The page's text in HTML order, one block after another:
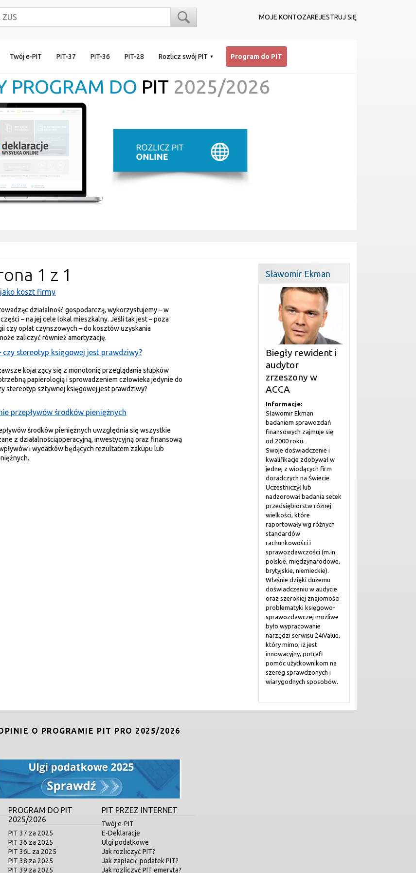
MOJE KONTOZAREJESTRUJ SIĘ
Twój e-PIT PIT-37 PIT-36 PIT-28 Rozlicz swój PIT Program do PIT
PROGRAM DO PIT 2025/2026
Sławomir Ekman
Biegły rewident i
audytor
zrzeszony w
ACCA
Informacje:
Sławomir Ekman
badaniem sprawozdań
finansowych zajmuje się
od 2000 roku.
Swoje doświadczenie i
kwalifikacje zdobywał w
jednej z wiodących firm
doradczych na Świecie.
Uczestniczył lub
nadzorował badania setek
przedsiębiorstw różnej
wielkości, które
raportowały wg różnych
standardów
rachunkowości i
sprawozdawczości (m.in.
polskie, międzynarodowe,
brytyjskie, niemieckie).
Właśnie dzięki dużemu
doświadczeniu w audycie
oraz szerokiej znajomości
problematyki księgowo-
sprawozdawczej możliwe
było wypracowanie
narzędzi serwisu 24iValue,
który mimo, iż jest
innowacyjny, potrafi
pomóc użytkownikom na
szereg sprawdzonych i
wiarygodnych sposobów.
1 z 1
koszt firmy
działalność gospodarczą, wykorzystujemy – w
– na jej cele lokal mieszkalny. Jeśli tak jest – poza
czy opłat czynszowych – do kosztów uzyskania
zaliczyć również amortyzację.
czy stereotyp księgowej jest prawdziwy?
kojarzący się z monotonią przeglądania słupków
papierologią i sprowadzeniem człowieka jedynie do
stereotyp sztywnej księgowej jest prawdziwy?
przepływów środków pieniężnych
środków pieniężnych uwzględnia się wszystkie
z działalnościąoperacyjną, inwestycyjną oraz finansową
i wydatków będących rezultatem zakupu lub
O PROGRAMIE PIT PRO 2025/2026
PROGRAM DO PIT
2025/2026
PIT 37 za 2025
PIT 36 za 2025
PIT 36L za 2025
PIT 38 za 2025
PIT 39 za 2025
PIT PRZEZ INTERNET
Twój e-PIT
E-Deklaracje
Ulgi podatkowe
Jak rozliczyć PIT?
Jak zapłacić podatek PIT?
Jak rozliczyć PIT emeryta?